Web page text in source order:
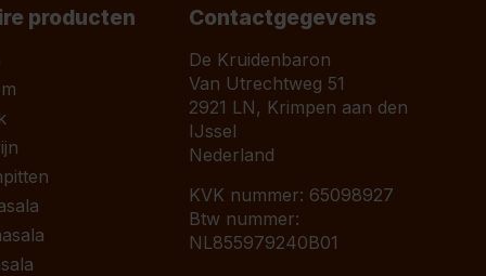
producten Contactgegevens
De Kruidenbaron
Van Utrechtweg 51
2921 LN, Krimpen aan den
IJssel
Nederland
KVK nummer: 65098927
Btw nummer:
NL855979240B01